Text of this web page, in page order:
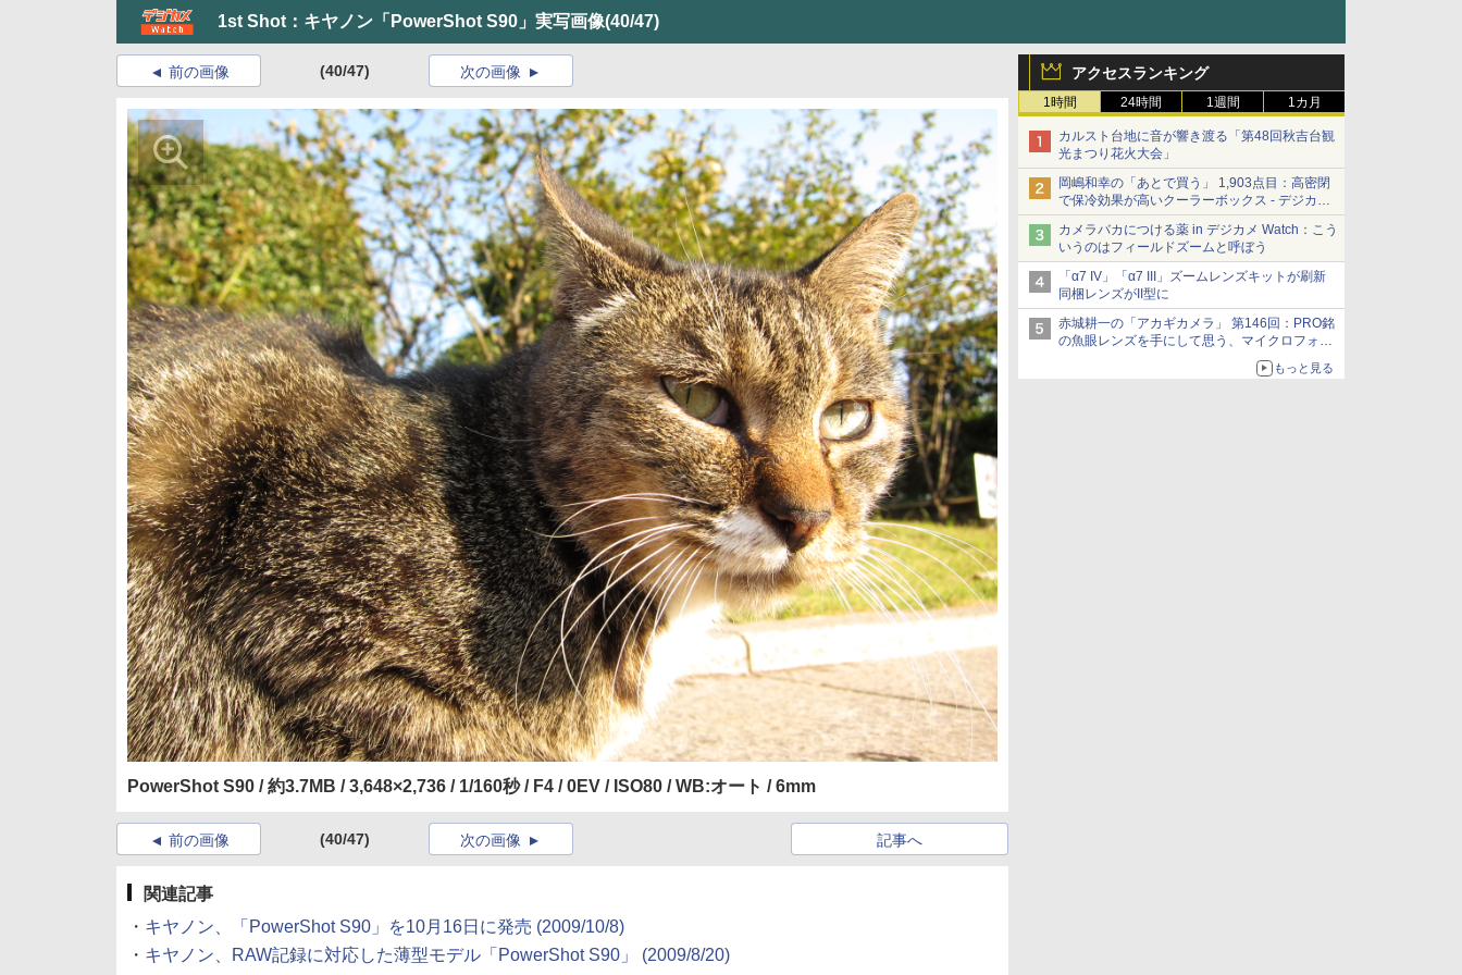
1st Shot：キヤノン「PowerShot S90」実写画像(40/47)
アクセスランキング
1時間 24時間 1週間 1カ月
カルスト台地に音が響き渡る「第48回秋吉台観
光まつり花火大会」
岡嶋和幸の「あとで買う」 1,903点目：高密閉
で保冷効果が高いクーラーボックス - デジカメ
Watch
カメラバカにつける薬 in デジカメ Watch：こう
いうのはフィールドズームと呼ぼう
「α7 IV」「α7 III」ズームレンズキットが刷新
同梱レンズがII型に
赤城耕一の「アカギカメラ」 第146回：PRO銘
の魚眼レンズを手にして思う、マイクロフォー
もっと見る
前の画像 (40/47) 次の画像
PowerShot S90 / 約3.7MB / 3,648×2,736 / 1/160秒 / F4 / 0EV / ISO80 / WB:オート / 6mm
前の画像 (40/47) 記事へ
次の画像
関連記事
・ キヤノン、「PowerShot S90」を10月16日に発売 (2009/10/8)
・ キヤノン、RAW記録に対応した薄型モデル「PowerShot S90」 (2009/8/20)